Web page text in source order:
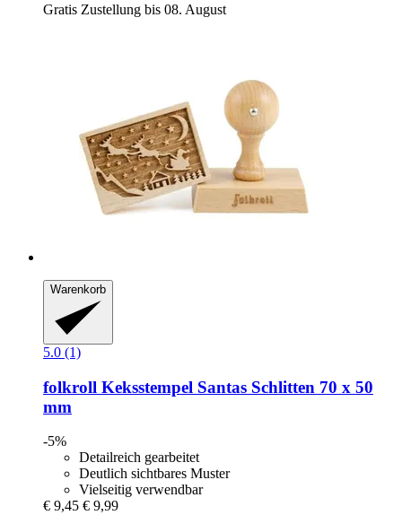
Gratis Zustellung bis 08. August
Warenkorb
5.0 (1)
folkroll Keksstempel Santas Schlitten 70 x 50
mm
-5%
Detailreich gearbeitet
Deutlich sichtbares Muster
Vielseitig verwendbar
€ 9,45 € 9,99